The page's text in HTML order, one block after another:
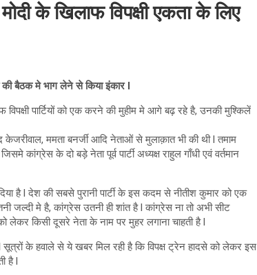
के खिलाफ विपक्षी एकता के लिए
की बैठक मे भाग लेने से किया इंकार l
विपक्षी पार्टियों को एक करने की मुहीम मे आगे बढ़ रहे है, उनकी मुश्किलें
केजरीवाल, ममता बनर्जी आदि नेताओं से मुलाक़ात भी की थी l तमाम
के दो बड़े नेता पूर्व पार्टी अध्यक्ष राहुल गाँधी एवं वर्तमान
है l देश की सबसे पुरानी पार्टी के इस कदम से नीतीश कुमार को एक
जल्दी मे है, कांग्रेस उतनी ही शांत है l कांग्रेस ना तो अभी सीट
किसी दूसरे नेता के नाम पर मुहर लगाना चाहती है l
के हवाले से ये खबर मिल रही है कि विपक्ष ट्रेन हादसे को लेकर इस
है l